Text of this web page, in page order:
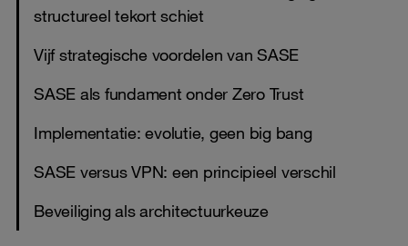
structureel tekort schiet
Vijf strategische voordelen van SASE
SASE als fundament onder Zero Trust
Implementatie: evolutie, geen big bang
SASE versus VPN: een principieel verschil
Beveiliging als architectuurkeuze